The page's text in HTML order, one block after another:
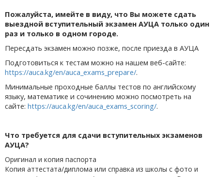
Пожалуйста, имейте в виду, что Вы можете сдать
выездной вступительный экзамен АУЦА только один
раз и только в одном городе.
Пересдать экзамен можно позже, после приезда в АУЦА
Подготовиться к тестам можно на нашем веб-сайте:
https://auca.kg/en/auca_exams_prepare/.
Минимальные проходные баллы тестов по английскому
языку, математике и сочинению можно посмотреть на
сайте: https://auca.kg/en/auca_exams_scoring/.
Что требуется для сдачи вступительных экзаменов
АУЦА?
Оригинал и копия паспорта
Копия аттестата/диплома или справка из школы с фото и